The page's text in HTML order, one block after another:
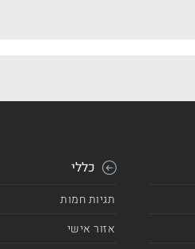
כללי
תגיות חמות
אזור אישי